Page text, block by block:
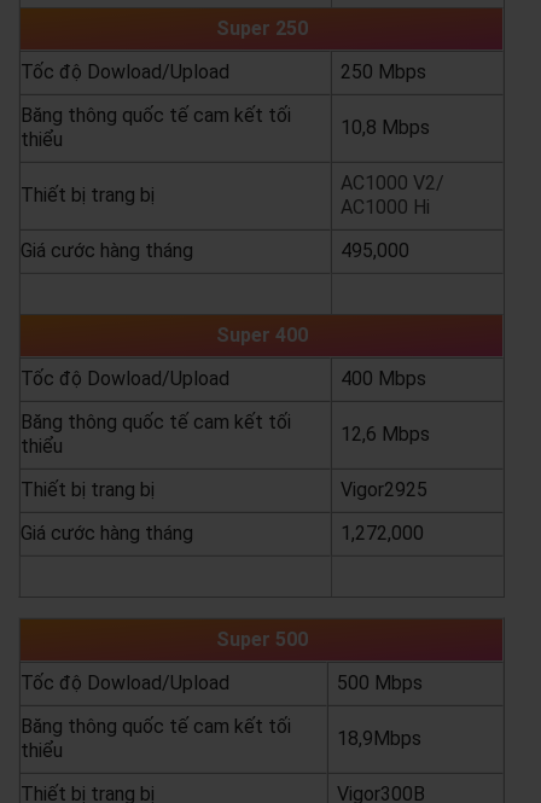
Super 250
Tốc độ Dowload/Upload
250 Mbps
Băng thông quốc tế cam kết tối
thiểu
10,8 Mbps
Thiết bị trang bị
AC1000 V2/
AC1000 Hi
Giá cước hàng tháng
495,000
Super 400
Tốc độ Dowload/Upload
400 Mbps
Băng thông quốc tế cam kết tối
thiểu
12,6 Mbps
Thiết bị trang bị
Vigor2925
Giá cước hàng tháng
1,272,000
Super 500
Tốc độ Dowload/Upload
500 Mbps
Băng thông quốc tế cam kết tối
thiểu
18,9Mbps
Thiết bị trang bị
Vigor300B